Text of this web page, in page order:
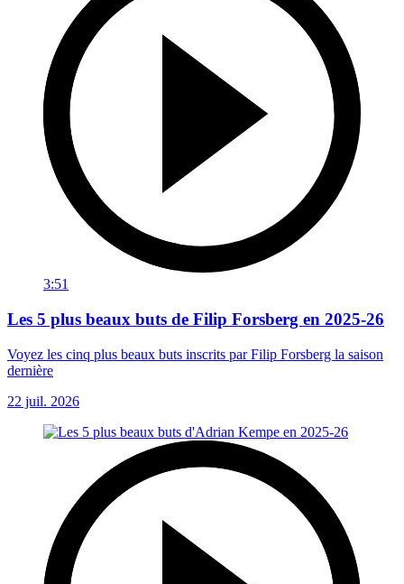
3:51
Les 5 plus beaux buts de Filip Forsberg en 2025-26
Voyez les cinq plus beaux buts inscrits par Filip Forsberg la saison
dernière
22 juil. 2026